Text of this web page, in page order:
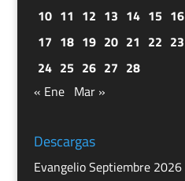
10 11 12 13 14 15 16
17 18 19 20 21 22 23
24 25 26 27 28
« Ene Mar »
Descargas
Evangelio Septiembre 2026